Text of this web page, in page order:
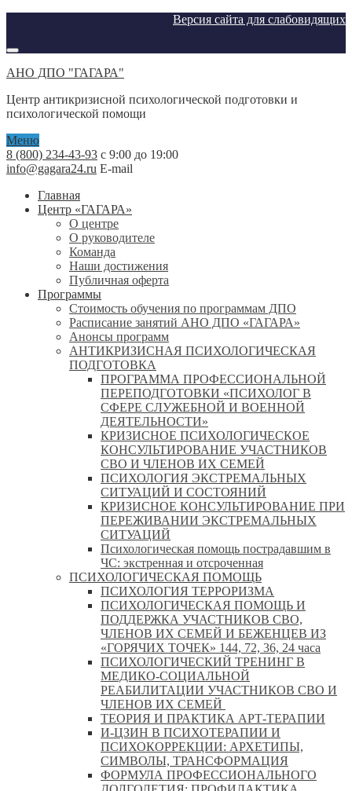
Версия сайта для слабовидящих
АНО ДПО "ГАГАРА"
Центр антикризисной психологической подготовки и
психологической помощи
Меню
8 (800) 234-43-93 с 9:00 до 19:00
info@gagara24.ru E-mail
Главная
Центр «ГАГАРА»
О центре
О руководителе
Команда
Наши достижения
Публичная оферта
Программы
Стоимость обучения по программам ДПО
Расписание занятий АНО ДПО «ГАГАРА»
Анонсы программ
АНТИКРИЗИСНАЯ ПСИХОЛОГИЧЕСКАЯ
ПОДГОТОВКА
ПРОГРАММА ПРОФЕССИОНАЛЬНОЙ
ПЕРЕПОДГОТОВКИ «ПСИХОЛОГ В
СФЕРЕ СЛУЖЕБНОЙ И ВОЕННОЙ
ДЕЯТЕЛЬНОСТИ»
КРИЗИСНОЕ ПСИХОЛОГИЧЕСКОЕ
КОНСУЛЬТИРОВАНИЕ УЧАСТНИКОВ
СВО И ЧЛЕНОВ ИХ СЕМЕЙ
ПСИХОЛОГИЯ ЭКСТРЕМАЛЬНЫХ
СИТУАЦИЙ И СОСТОЯНИЙ
КРИЗИСНОЕ КОНСУЛЬТИРОВАНИЕ ПРИ
ПЕРЕЖИВАНИИ ЭКСТРЕМАЛЬНЫХ
СИТУАЦИЙ
Психологическая помощь пострадавшим в
ЧС: экстренная и отсроченная
ПСИХОЛОГИЧЕСКАЯ ПОМОЩЬ
ПСИХОЛОГИЯ ТЕРРОРИЗМА
ПСИХОЛОГИЧЕСКАЯ ПОМОЩЬ И
ПОДДЕРЖКА УЧАСТНИКОВ СВО,
ЧЛЕНОВ ИХ СЕМЕЙ И БЕЖЕНЦЕВ ИЗ
«ГОРЯЧИХ ТОЧЕК» 144, 72, 36, 24 часа
ПСИХОЛОГИЧЕСКИЙ ТРЕНИНГ В
МЕДИКО-СОЦИАЛЬНОЙ
РЕАБИЛИТАЦИИ УЧАСТНИКОВ СВО И
ЧЛЕНОВ ИХ СЕМЕЙ
ТЕОРИЯ И ПРАКТИКА АРТ-ТЕРАПИИ
И-ЦЗИН В ПСИХОТЕРАПИИ И
ПСИХОКОРРЕКЦИИ: АРХЕТИПЫ,
СИМВОЛЫ, ТРАНСФОРМАЦИЯ
ФОРМУЛА ПРОФЕССИОНАЛЬНОГО